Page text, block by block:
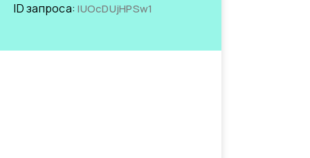
ID запроса:IUOcDUjHPSw1